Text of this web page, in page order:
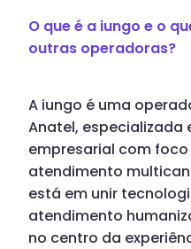
O que é a iungo e o
outras operadoras?
A iungo é uma
Anatel, especializada
empresarial com foco
atendimento
está em unir
atendimento
no centro da